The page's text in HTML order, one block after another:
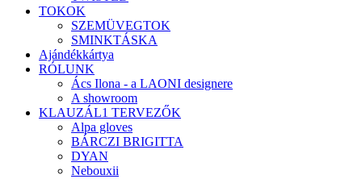
TOKOK
SZEMÜVEGTOK
SMINKTÁSKA
Ajándékkártya
RÓLUNK
Ács Ilona - a LAONI designere
A showroom
KLAUZÁL1 TERVEZŐK
Alpa gloves
BÁRCZI BRIGITTA
DYAN
Nebouxii